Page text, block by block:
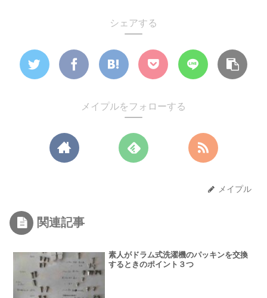
シェアする
メイプルをフォローする
メイプル
関連記事
素人がドラム式洗濯機のパッキンを交換
するときのポイント３つ